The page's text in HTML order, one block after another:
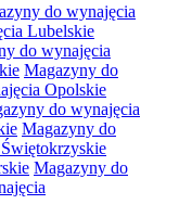
do wynajęcia
Lubelskie
do wynajęcia
Magazyny do
Opolskie
do wynajęcia
Magazyny do
Magazyny do